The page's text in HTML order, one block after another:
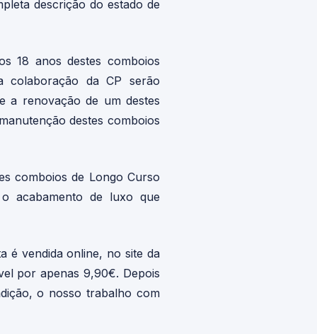
descrição do estado de
18 anos destes comboios
colaboração da CP serão
a renovação de um destes
destes comboios
comboios de Longo Curso
acabamento de luxo que
é vendida online, no site da
por apenas 9,90€. Depois
o nosso trabalho com